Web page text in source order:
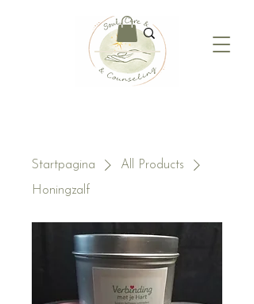
Startpagina
All Products
Honingzalf